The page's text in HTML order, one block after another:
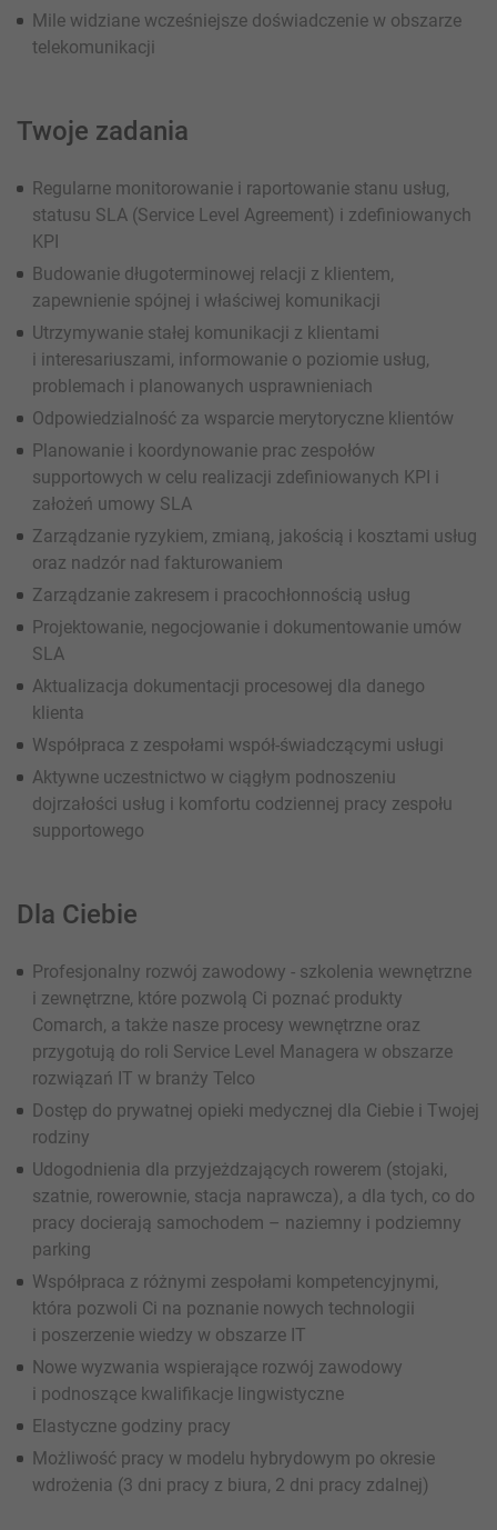
Mile widziane wcześniejsze doświadczenie w obszarze
telekomunikacji
Twoje zadania
Regularne monitorowanie i raportowanie stanu usług,
statusu SLA (Service Level Agreement) i zdefiniowanych
KPI
Budowanie długoterminowej relacji z klientem,
zapewnienie spójnej i właściwej komunikacji
Utrzymywanie stałej komunikacji z klientami
i interesariuszami, informowanie o poziomie usług,
problemach i planowanych usprawnieniach
Odpowiedzialność za wsparcie merytoryczne klientów
Planowanie i koordynowanie prac zespołów
supportowych w celu realizacji zdefiniowanych KPI i
założeń umowy SLA
Zarządzanie ryzykiem, zmianą, jakością i kosztami usług
oraz nadzór nad fakturowaniem
Zarządzanie zakresem i pracochłonnością usług
Projektowanie, negocjowanie i dokumentowanie umów
SLA
Aktualizacja dokumentacji procesowej dla danego
klienta
Współpraca z zespołami współ-świadczącymi usługi
Aktywne uczestnictwo w ciągłym podnoszeniu
dojrzałości usług i komfortu codziennej pracy zespołu
supportowego
Dla Ciebie
Profesjonalny rozwój zawodowy - szkolenia wewnętrzne
i zewnętrzne, które pozwolą Ci poznać produkty
Comarch, a także nasze procesy wewnętrzne oraz
przygotują do roli Service Level Managera w obszarze
rozwiązań IT w branży Telco
Dostęp do prywatnej opieki medycznej dla Ciebie i Twojej
rodziny
Udogodnienia dla przyjeżdzających rowerem (stojaki,
szatnie, rowerownie, stacja naprawcza), a dla tych, co do
pracy docierają samochodem – naziemny i podziemny
parking
Współpraca z różnymi zespołami kompetencyjnymi,
która pozwoli Ci na poznanie nowych technologii
i poszerzenie wiedzy w obszarze IT
Nowe wyzwania wspierające rozwój zawodowy
i podnoszące kwalifikacje lingwistyczne
Elastyczne godziny pracy
Możliwość pracy w modelu hybrydowym po okresie
wdrożenia (3 dni pracy z biura, 2 dni pracy zdalnej)